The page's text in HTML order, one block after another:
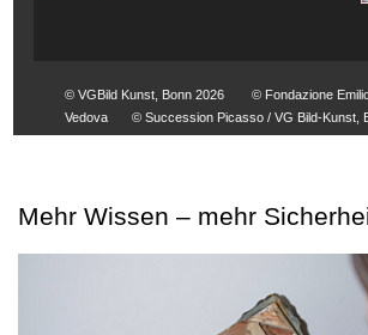
© VGBild Kunst, Bonn 2026
© Fondazione
Vedova
© Succession Picasso / VG Bild-Kunst,
Mehr Wissen – mehr